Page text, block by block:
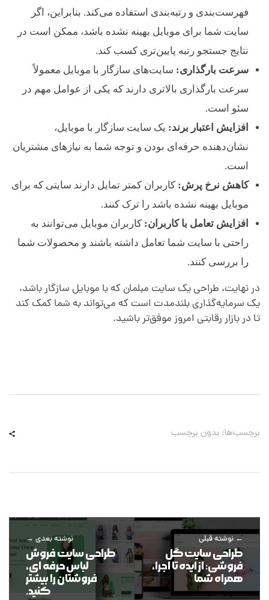
فهرست‌بندی و رتبه‌بندی استفاده می‌کند. بنابراین، اگر
سایت شما برای موبایل بهینه نشده باشد، ممکن است در
نتایج جستجو رتبه پایین‌تری کسب کند.
سرعت بارگذاری: سایت‌های سازگار با موبایل معمولاً
سرعت بارگذاری بالاتری دارند که یکی از عوامل مهم در
سئو است.
افزایش اعتبار برند: یک سایت سازگار با موبایل،
نشان‌دهنده حرفه‌ای بودن و توجه شما به نیازهای مشتریان
است.
کاهش نرخ پرش: کاربران کمتر تمایل دارند سایتی که برای
موبایل بهینه نشده باشد را ترک کنند.
افزایش تعامل با کاربران: کاربران موبایل می‌توانند به
راحتی با سایت شما تعامل داشته باشند و محصولات شما
را بررسی کنند.
در نهایت، طراحی یک سایت مبلمان که با موبایل سازگار باشد،
یک سرمایه‌گذاری بلندمدت است که می‌تواند به شما کمک کند
تا در بازار رقابتی امروز موفق‌تر باشید.
برچسب‌ها: بدون برچسب
نوشته قبلی
طراحی سایت گل
فروشی: از ایده تا اجرا،
همراه شما
نوشته بعدی
طراحی سایت فروش
لباس حرفه ای،
فروشتان را بیشتر
کنید.